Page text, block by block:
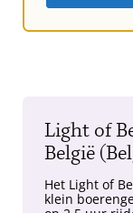
Light of
België
Het Light of
klein